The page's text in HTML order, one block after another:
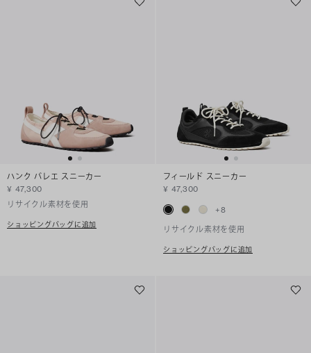
ハンク バレエ スニーカー
¥ 47,300
リサイクル素材を使用
ショッピングバッグに追加
フィールド スニーカー
¥ 47,300
+8
リサイクル素材を使用
ショッピングバッグに追加